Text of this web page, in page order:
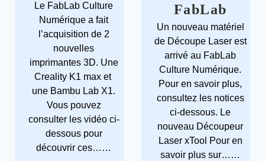
Le FabLab Culture
Numérique a fait
l’acquisition de 2
nouvelles
imprimantes 3D. Une
Creality K1 max et
une Bambu Lab X1.
Vous pouvez
consulter les vidéo ci-
dessous pour
découvrir ces……
FabLab
Un nouveau matériel
de Découpe Laser est
arrivé au FabLab
Culture Numérique.
Pour en savoir plus,
consultez les notices
ci-dessous. Le
nouveau Découpeur
Laser xTool Pour en
savoir plus sur……